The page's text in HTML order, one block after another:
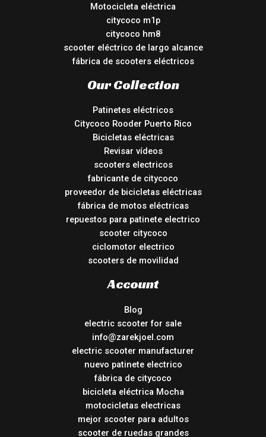
Motocicleta eléctrica
citycoco m1p
citycoco hm8
scooter eléctrico de largo alcance
fábrica de scooters eléctricos
Our Collection
Patinetes eléctricos
Citycoco Rooder Puerto Rico
Bicicletas eléctricas
Revisar vídeos
scooters electricos
fabricante de citycoco
proveedor de bicicletas eléctricas
fábrica de motos eléctricas
repuestos para patinete electrico
scooter citycoco
ciclomotor electrico
scooters de movilidad
Account
Blog
electric scooter for sale
info@zarekjoel.com
electric scooter manufacturer
nuevo patinete electrico
fábrica de citycoco
bicicleta eléctrica Mocha
motocicletas electricas
mejor scooter para adultos
scooter de ruedas grandes